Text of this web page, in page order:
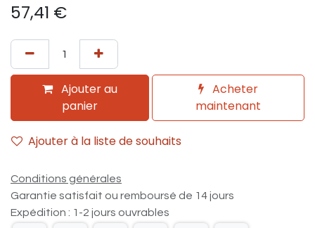
57,41 €
Ajouter au
panier
Acheter
maintenant
Ajouter à la liste de souhaits
Conditions générales
Garantie satisfait ou remboursé de 14 jours
Expédition : 1-2 jours ouvrables